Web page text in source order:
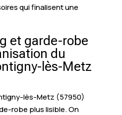
qui finalisent une
et garde-robe
du
lès-Metz
lès-Metz (57950)
robe plus lisible. On